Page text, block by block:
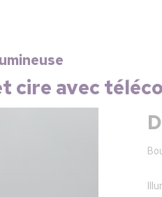
avec